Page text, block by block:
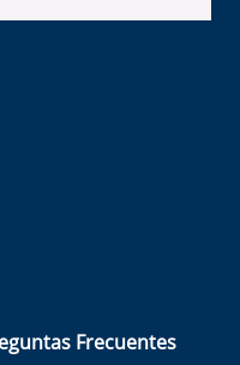
Frecuentes